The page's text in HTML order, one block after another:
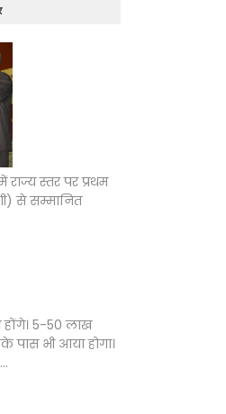
राज्य स्तर पर प्रथम
से सम्मानित
5-50 लाख
भी आया होगा।